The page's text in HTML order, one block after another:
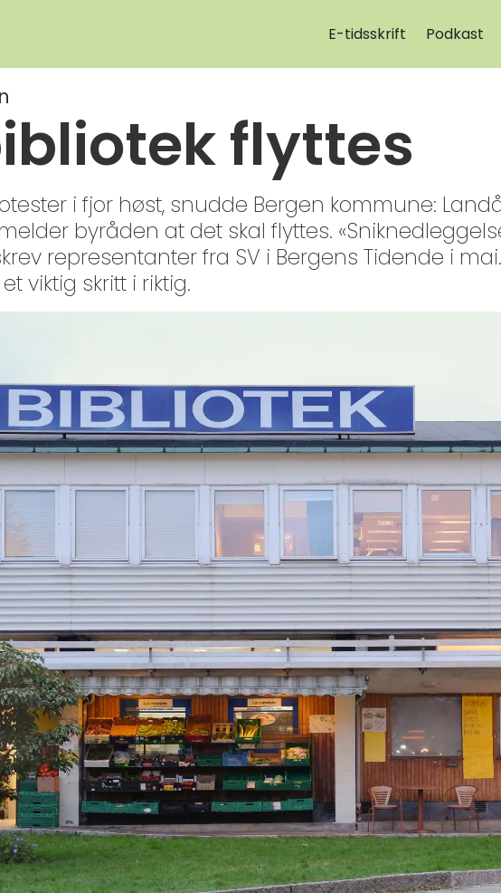
E-tidsskrift Podkast
flyttes
i fjor høst, snudde Bergen kommune:
byråden at det skal flyttes.
representanter fra SV i Bergens Tidende i
viktig skritt i riktig.